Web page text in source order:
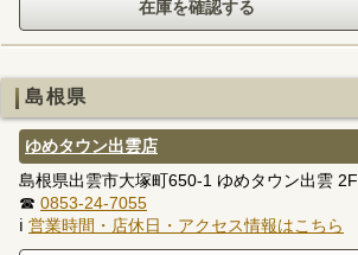
島根県
ゆめタウン出雲店
島根県出雲市大塚町650-1 ゆめタウン出雲 2F
☎ 0853-24-7055
ℹ 営業時間・店休日・アクセス情報はこちら